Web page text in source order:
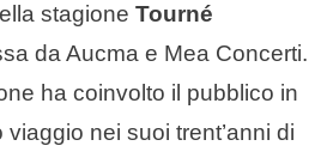
stagione Tourné
da Aucma e Mea Concerti.
ha coinvolto il pubblico in
nei suoi trent’anni di